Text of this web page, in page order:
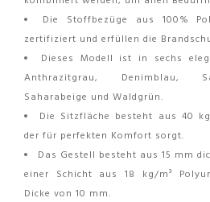
Die Stoffbezüge aus 100%
zertifiziert und erfüllen die
Dieses Modell ist in sechs
Anthrazitgrau, Denimblau,
Saharabeige und Waldgrün.
Die Sitzfläche besteht aus 40
der für perfekten Komfort sorgt.
Das Gestell besteht aus 15 mm
einer Schicht aus 18 kg/m³
Dicke von 10 mm.